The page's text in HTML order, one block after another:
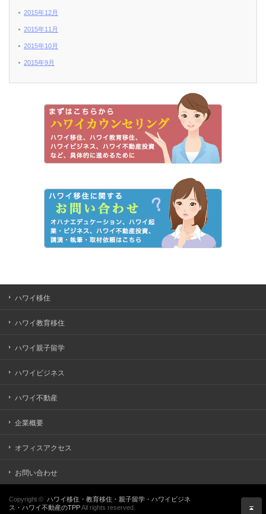
2015年12月
2015年11月
2015年10月
2015年9月
ハワイ移住
ハワイ教育移住
ハワイ親子留学
ハワイビジネス
ハワイ不動産
企業概要
オフィスアクセス
お問い合わせ
Copyright © ハワイ移住・教育移住・親子留学・ハワイビジネ
ス・ハワイ不動産のTPPAll rights reserved.